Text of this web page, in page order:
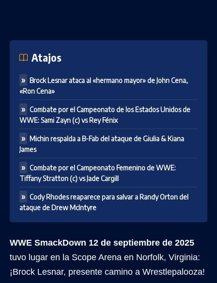
Atajos
Brock Lesnar ataca al «hermano mayor» de John Cena,
«Ron Cena»
Combate por el Campeonato de los Estados Unidos de
WWE: Sami Zayn (c) vs Rey Fénix
Michin respalda a B-Fab del ataque de Giulia & Kiana
James
Combate por el Campeonato Femenino de WWE:
Tiffany Stratton (c) vs Jade Cargill
Cody Rhodes reaparece para salvar a Randy Orton del
ataque de Drew McIntyre
WWE SmackDown 12 de septiembre de 2025
tuvo lugar en la Scope Arena en Norfolk, Virginia:
¡Brock Lesnar, presente camino a Wrestlepalooza!